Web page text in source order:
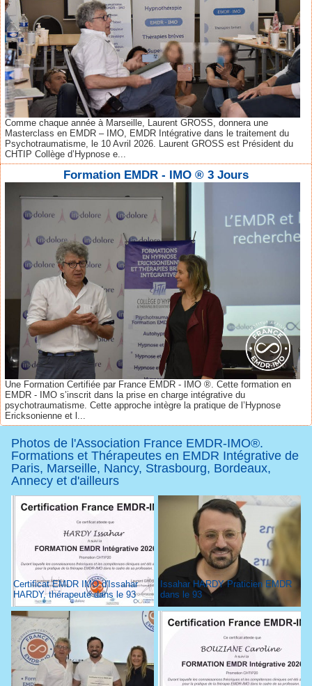
Comme chaque année à Marseille, Laurent GROSS, donnera une
Masterclass en EMDR – IMO, EMDR Intégrative dans le traitement du
Psychotraumatisme, le 10 Avril 2026. Laurent GROSS est Président du
CHTIP Collège d’Hypnose e...
Formation EMDR - IMO ® 3 Jours
Une Formation Certifiée par France EMDR - IMO ®. Cette formation en
EMDR - IMO s’inscrit dans la prise en charge intégrative du
psychotraumatisme. Cette approche intègre la pratique de l’Hypnose
Ericksonienne et l...
Photos de l'Association France EMDR-IMO®.
Formations et Thérapeutes en EMDR Intégrative de
Paris, Marseille, Nancy, Strasbourg, Bordeaux,
Annecy et d'ailleurs
Certificat EMDR IMO d'Issahar
HARDY, thérapeute dans le 93
Issahar HARDY Praticien EMDR
dans le 93